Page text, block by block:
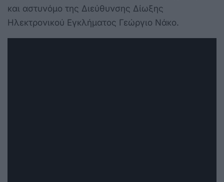
και αστυνόμο της Διεύθυνσης Δίωξης
Ηλεκτρονικού Εγκλήματος Γεώργιο Νάκο.